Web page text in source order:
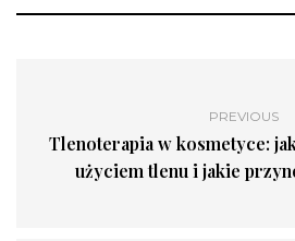
PREVIOUS
Tlenoterapia w kosmetyce:
użyciem tlenu i jakie